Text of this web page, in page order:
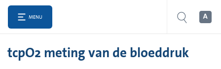
MENU
tcpO2 meting van de bloeddruk